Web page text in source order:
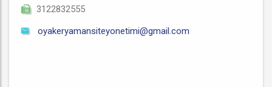
3122832555
oyakeryamansiteyonetimi@gmail.com